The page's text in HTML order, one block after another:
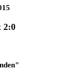
2:0